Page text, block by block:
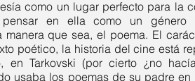
en ella como un género
manera que sea, el poema. El
poético, la historia del cine está
en Tarkovski (por cierto ¿no
usaba los poemas de su padre en